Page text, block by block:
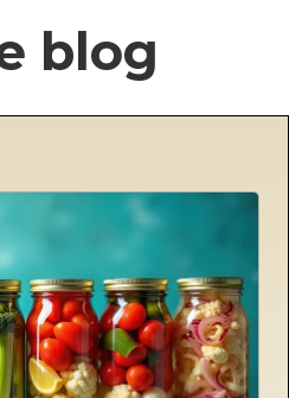
blog